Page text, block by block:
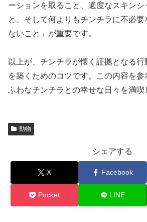
ーションを取ること、適度なスキンシ
と、そして何よりもチンチラに不必要
ないこと」が重要です。
以上が、チンチラが懐く証拠となる
を築くためのコツです。この内容を
ふわなチンチラとの幸せな日々を満喫
動物
シェアする
X Facebook
Pocket LINE